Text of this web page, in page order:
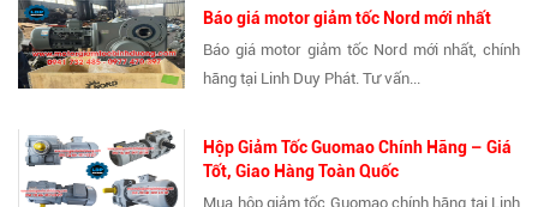
Báo giá motor giảm tốc Nord mới nhất
Báo giá motor giảm tốc Nord mới nhất, chính
hãng tại Linh Duy Phát. Tư vấn...
Hộp Giảm Tốc Guomao Chính Hãng – Giá
Tốt, Giao Hàng Toàn Quốc
Mua hộp giảm tốc Guomao chính hãng tại Linh